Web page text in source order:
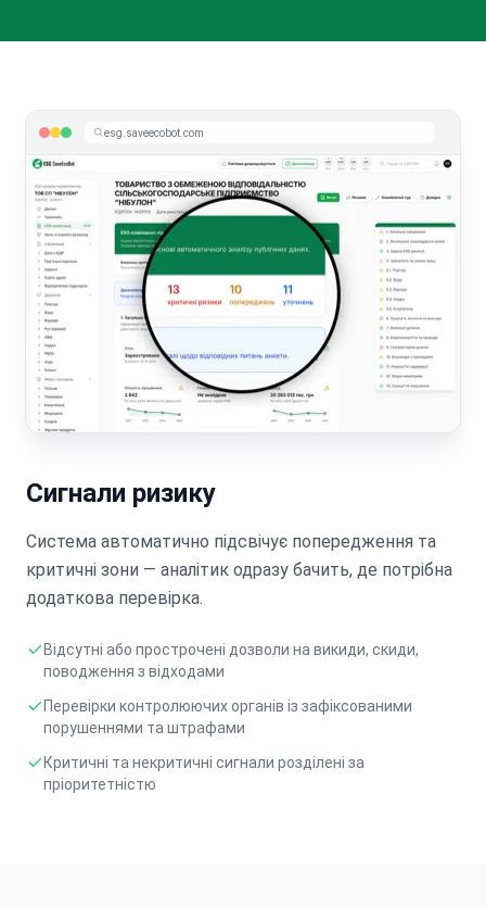
esg.saveecobot.com
Сигнали ризику
Система автоматично підсвічує попередження та
критичні зони — аналітик одразу бачить, де потрібна
додаткова перевірка.
Відсутні або прострочені дозволи на викиди, скиди,
поводження з відходами
Перевірки контролюючих органів із зафіксованими
порушеннями та штрафами
Критичні та некритичні сигнали розділені за
пріоритетністю